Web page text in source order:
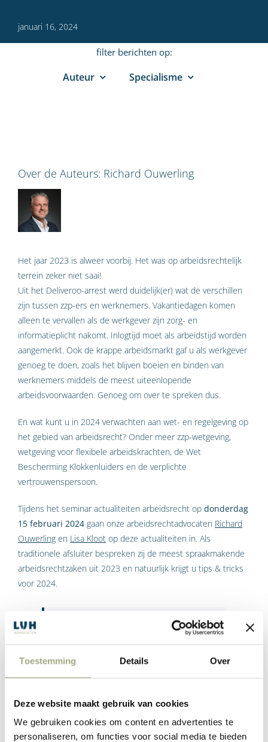
Toestemming Details Over
Deze website maakt gebruik van cookies
We gebruiken cookies om content en advertenties te
personaliseren, om functies voor social media te bieden
januari 16, 2024
filter berichten op:
Auteur Specialisme
Over de Auteurs: Richard Ouwerling
Het jaar 2023 is alweer voorbij. Het was op arbeidsrechtelijk
terrein zeker niet saai!
Uit het Deliveroo-arrest werd duidelijk(er) wat de verschillen
zijn tussen zzp-ers en werknemers. Vakantiedagen komen
alleen te vervallen als de werkgever zijn zorg- en
informatieplicht nakomt. Inlogtijd moet als arbeidstijd worden
aangemerkt. Ook de krappe arbeidsmarkt gaf u als werkgever
genoeg te doen, zoals het blijven boeien en binden van
werknemers middels de meest uiteenlopende
arbeidsvoorwaarden. Genoeg om over te spreken dus.
En wat kunt u in 2024 verwachten aan wet- en regelgeving op
het gebied van arbeidsrecht? Onder meer zzp-wetgeving,
wetgeving voor flexibele arbeidskrachten, de Wet
Bescherming Klokkenluiders en de verplichte
vertrouwenspersoon.
Tijdens het seminar actualiteiten arbeidsrecht op donderdag
15 februari 2024 gaan onze arbeidsrechtadvocaten Richard
Ouwerling en Lisa Kloot op deze actualiteiten in. Als
traditionele afsluiter bespreken zij de meest spraakmakende
arbeidsrechtzaken uit 2023 en natuurlijk krijgt u tips & tricks
voor 2024.
“Dit seminar mag u niet missen als u zich
dagelijks bezig houdt met HR-zaken en
dat uw kennis actueel blijft en voorkom
Programma